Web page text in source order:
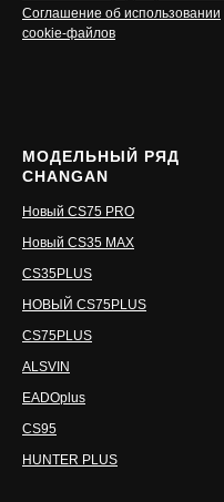
Соглашение об использовании
cookie-файлов
МОДЕЛЬНЫЙ РЯД
CHANGAN
Новый CS75 PRO
Новый CS35 MAX
CS35PLUS
НОВЫЙ CS75PLUS
CS75PLUS
ALSVIN
EADOplus
CS95
HUNTER PLUS